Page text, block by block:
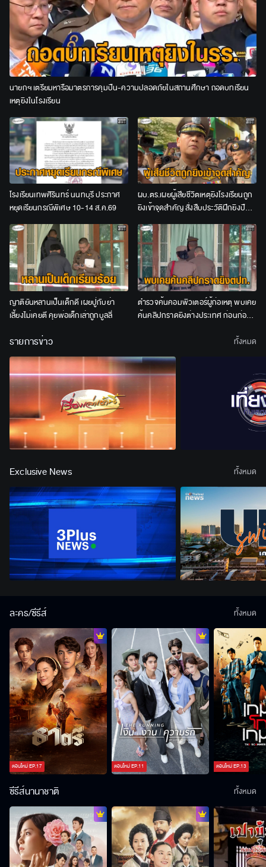
นายกฯ เตรียมหารือมาตรการคุมปืน-ความปลอดภัยในสถานศึกษา ถอดบทเรียน
เหตุยิงในโรงเรียน
โรงเรียนเทพศิรินทร์ นนทบุรี ประกาศ
หยุดเรียนกรณีพิเศษ 10-14 ส.ค.69
ผบ.ตร.เผยผู้เสียชีวิตเหตุยิงโรงเรียนถูก
ยิงเข้าจุดสำคัญ สั่งสืบประวัติฝึกยิงปืน
ก่อนก่อเหตุ
ญาติยันหลานเป็นเด็กดี เผยปู่กับย่า
เลี้ยงไม่เคยตี คุยพ่อเด็กเล่าถูกบูลลี่
ตำรวจค้นคอมพิวเตอร์ผู้ก่อเหตุ พบเคย
ค้นคลิปกราดยิงต่างประเทศ ก่อนก่อ
รายการข่าว ทั้งหมด
Exclusive News ทั้งหมด
ละคร/ซีรีส์
ตอนใหม่EP.17 ตอนใหม่EP.11 ตอนใหม่EP.13
ทั้งหมด
ซีรีส์นานาชาติ ทั้งหมด